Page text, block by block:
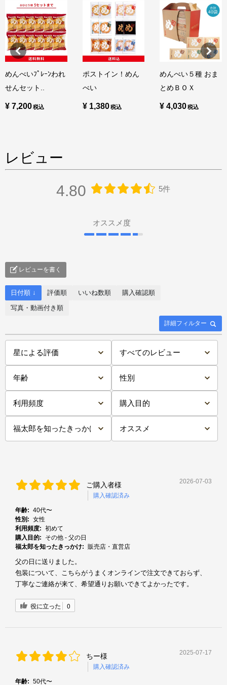
めんべいﾌﾟﾚｰﾝわれ
せんセット..
¥ 7,200
ポストイン！めん
べい
¥ 1,380
めんべい５種 おま
とめＢＯＸ
¥ 4,030
レビュー
4.80 5件
オススメ度
レビューを書く
詳細フィルター
日付順 ↓ 評価順 いいね数順
購入確認順
写真・動画付き順
ご購入者様
購入確認済み
2026-07-03
年齢: 40代〜
性別: 女性
利用頻度: 初めて
購入目的:
その他 - 父の日
福太郎を知ったきっかけ: 販売店・直営店
父の日に送りました。
包装について、こちらがうまくオンラインで注文できておらず、
丁寧なご連絡が来て、希望通りお願いできてよかったです。
役に立った 0
ちー様
購入確認済み
2025-07-17
年齢: 50代〜